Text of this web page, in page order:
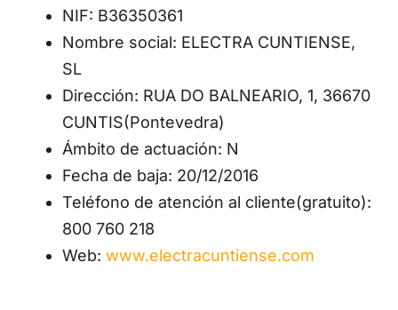
NIF: B36350361
Nombre social: ELECTRA CUNTIENSE,
SL
Dirección: RUA DO BALNEARIO, 1, 36670
CUNTIS(Pontevedra)
Ámbito de actuación: N
Fecha de baja: 20/12/2016
Teléfono de atención al cliente(gratuito):
800 760 218
Web: www.electracuntiense.com